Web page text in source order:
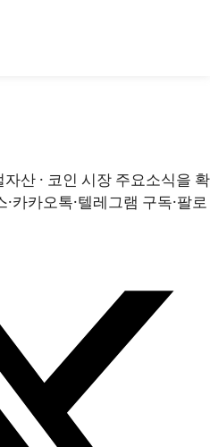
산 · 코인 시장 주요소식을 확
카카오톡·텔레그램 구독·팔로